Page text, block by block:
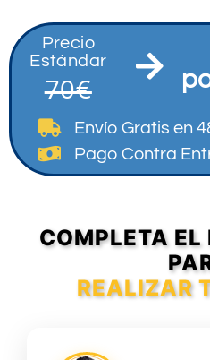
Precio
Estándar
70€
Envío Gratis en
Pago Contra
COMPLETA EL
REALIZAR